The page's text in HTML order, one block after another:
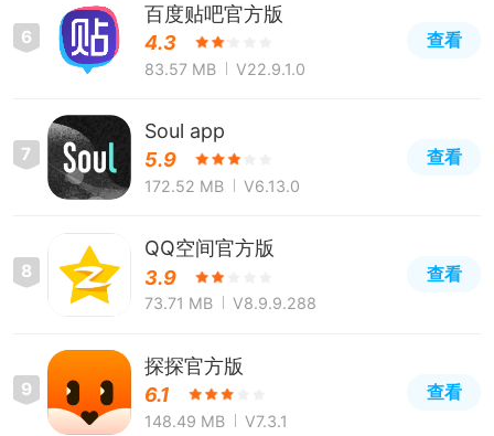
6
百度贴吧官方版
4.3
83.57 MB V22.9.1.0
查看
7
Soul app
5.9
172.52 MB V6.13.0
查看
8
QQ空间官方版
3.9
73.71 MB V8.9.9.288
查看
9
探探官方版
6.1
148.49 MB V7.3.1
查看